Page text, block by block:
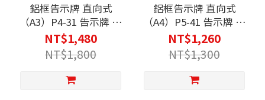
鋁框告示牌 直向式
（A3）P4-31 告示牌 公
佈欄 指示牌 公告牌 牌
子 通知牌 站立式插牌
NT$1,480
NT$1,800
鋁框告示牌 直向式
（A4）P5-41 告示牌 公
佈欄 指示牌 公告牌 牌
子 通知牌 站立式插牌
NT$1,260
NT$1,300